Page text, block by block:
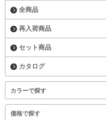
全商品
再入荷商品
セット商品
カタログ
カラーで探す
価格で探す